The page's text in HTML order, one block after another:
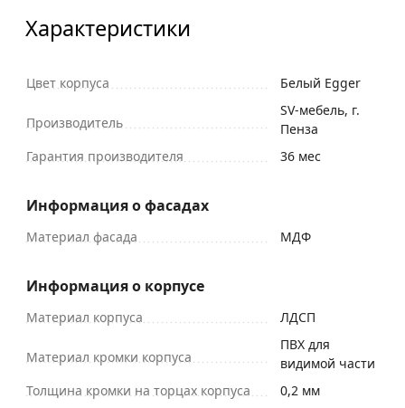
Характеристики
Цвет корпуса Белый Egger
Производитель
SV-мебель, г.
Пенза
Гарантия производителя
36 мес
Информация о фасадах
Материал фасада МДФ
Информация о корпусе
Материал корпуса ЛДСП
Материал кромки корпуса
ПВХ для
видимой части
Толщина кромки на торцах корпуса
0,2 мм